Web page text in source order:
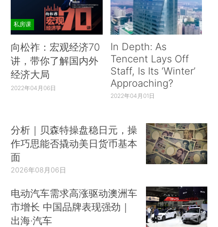
私房课
向松祚：宏观经济70
讲，带你了解国内外
经济大局
2022年04月06日
In Depth: As
Tencent Lays Off
Staff, Is Its ‘Winter’
Approaching?
2022年04月01日
分析｜贝森特操盘稳日元，操
作巧思能否撬动美日货币基本
面
2026年08月06日
电动汽车需求高涨驱动澳洲车
市增长 中国品牌表现强劲｜
出海·汽车